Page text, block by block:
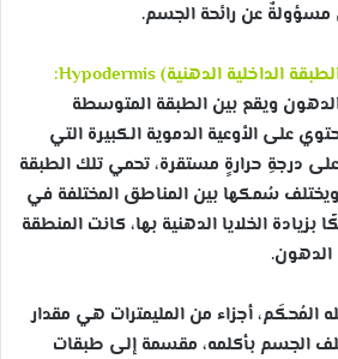
مسؤولةٌ عن رائحة الجسم.
ويقع بين الطبقة المتوسطة
على الأوعية الدموية الكبيرة التي
درجةِ حرارةٍ مستقرة، تحمي تلك الطبقة
ويختلف سُمكها بين المناطق المختلفة في
الخلايا الدهنية بها، كانت المنطقة
الدهون.
المُحكَم، أجزاء من المليمترات هي مقدار
الجسم بأكلمه، مقسمة إلى طبقات